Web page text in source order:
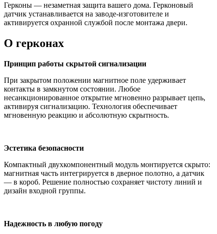
Герконы — незаметная защита вашего дома. Герконовый
датчик устанавливается на заводе-изготовителе и
активируется охранной службой после монтажа двери.
О герконах
Принцип работы скрытой сигнализации
При закрытом положении магнитное поле удерживает
контакты в замкнутом состоянии. Любое
несанкционированное открытие мгновенно разрывает цепь,
активируя сигнализацию. Технология обеспечивает
мгновенную реакцию и абсолютную скрытность.
Эстетика безопасности
Компактный двухкомпонентный модуль монтируется скрыто:
магнитная часть интегрируется в дверное полотно, а датчик
— в короб. Решение полностью сохраняет чистоту линий и
дизайн входной группы.
Надежность в любую погоду